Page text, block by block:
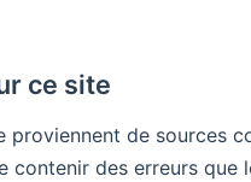
ce site
de sources
contenir des erreurs que